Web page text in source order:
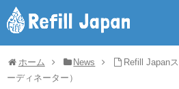
ホーム News
Refill Japan
ーディネーター）